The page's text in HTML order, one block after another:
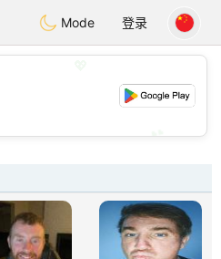
Citas
Mode 登录